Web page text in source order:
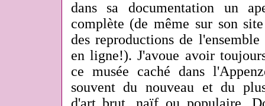
dans sa documentation un
complète (de même sur son
des reproductions de
en ligne!). J'avoue avoir
ce musée caché dans
souvent du nouveau et du